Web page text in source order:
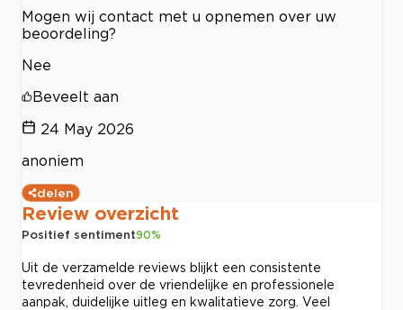
Mogen wij contact met u opnemen over uw
beoordeling?
Nee
Beveelt aan
24 May 2026
anoniem
delen
Review overzicht
Positief sentiment90%
Uit de verzamelde reviews blijkt een consistente
tevredenheid over de vriendelijke en professionele
aanpak, duidelijke uitleg en kwalitatieve zorg. Veel